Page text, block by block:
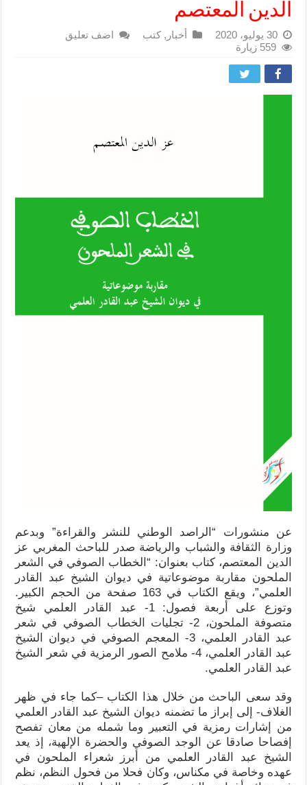
الدين المعتصم
30 يوليو، 2020 أخبار ,كتب
اضف تعليق
559 زيارة
عن منشورات “الراصد الوطني للنشر والقراءة” وبدعم
وزارة الثقافة والشباب والرياضة صدر للباحث المغربي عز
الدين المعتصم، كتاب بعنوان: “الخطاب الصوفي في الشعر
الملحون مقاربة موضوعاتية في ديوان الشيخ عبد القادر
العلمي”، ويقع الكتاب في 163 صفحة من الحجم الكبير.
وتوزع على أربعة فصول: 1- عبد القادر العلمي شيخ
متصوفة الملحون، 2- تجليات الخطاب الصوفي في شعر
عبد القادر العلمي، 3- المعجم الصوفي في ديوان الشيخ
عبد القادر العلمي، 4- ملامح الصور الرمزية في شعر الشيخ
عبد القادر العلمي.
وقد سعى الباحث من خلال هذا الكتاب –كما جاء في ظهر
الغلاف- إلى إبراز ما تضمنه ديوان الشيخ عبد القادر العلمي
من إشارات رمزية في التعبير وما شمله من معان تفصح
إفصاحا صادقا عن الوجد الصوفي والحضرة الإلهية، إذ يعد
الشيخ عبد القادر العلمي من أبرز شعراء الملحون في
عهده وخاصة في مكناس، وكان فحلا من فحول النظم، نظم